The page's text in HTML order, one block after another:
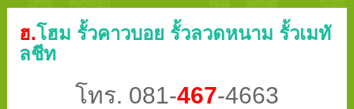
ฮ.โฮม รั้วคาวบอย รั้วลวดหนาม รั้วเมทั
ลชีท
โทร. 081-467-4663